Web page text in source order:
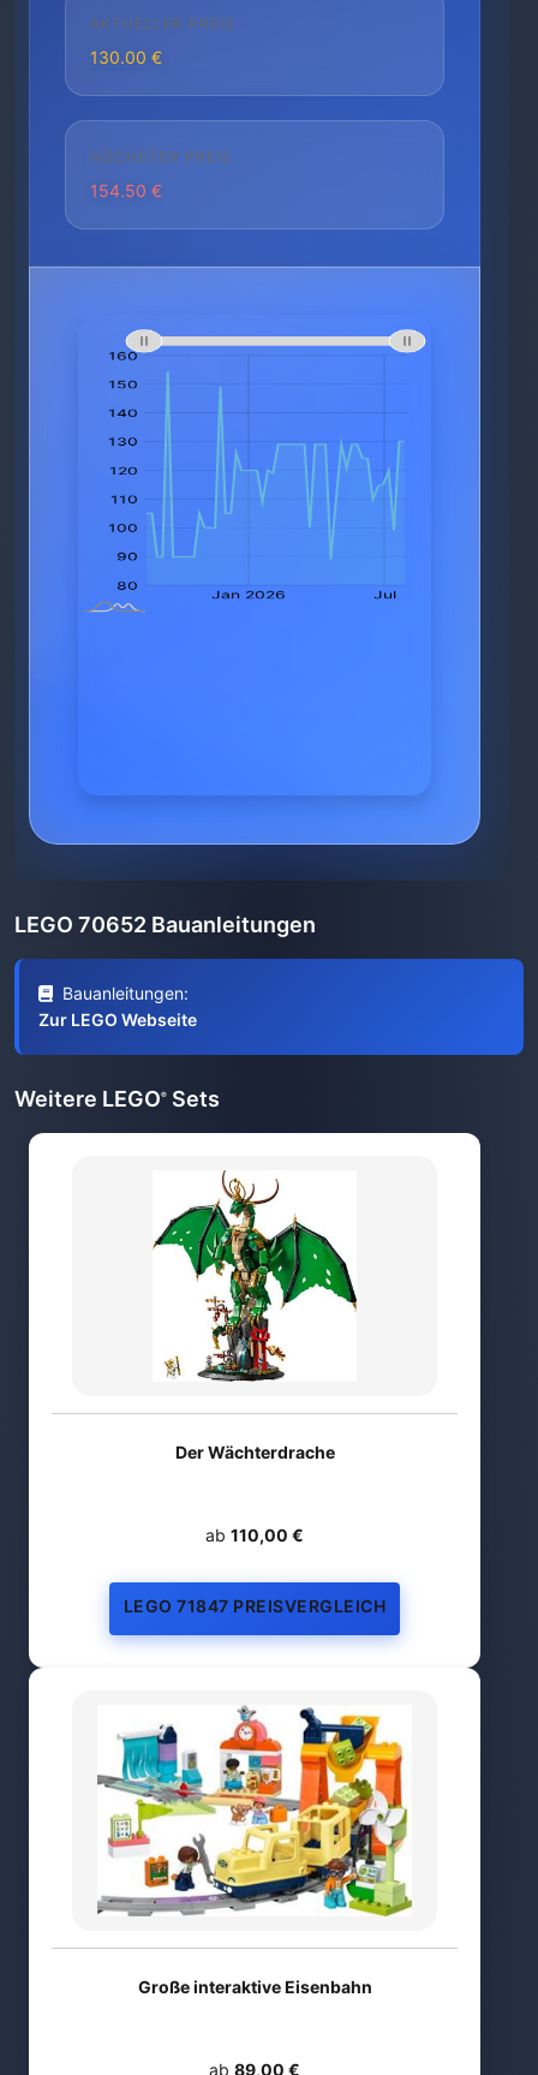
AKTUELLER PREIS
130.00 €
HÖCHSTER PREIS
154.50 €
LEGO 70652 Bauanleitungen
Bauanleitungen:
Zur LEGO Webseite
Weitere LEGO® Sets
Der Wächterdrache
ab 110,00 €
LEGO 71847 PREISVERGLEICH
Große interaktive Eisenbahn
ab 89,00 €